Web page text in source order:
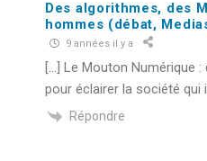
Des algorithmes, des
hommes (débat,
9 années il y a
[…] Le Mouton Numérique
pour éclairer la société qui
Répondre